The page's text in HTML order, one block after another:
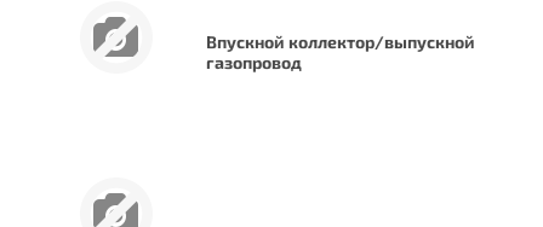
Впускной коллектор/выпускной
газопровод